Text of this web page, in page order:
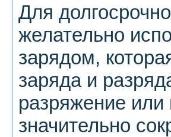
Для
желательно
зарядом,
заряда и
разряжение или
значительно